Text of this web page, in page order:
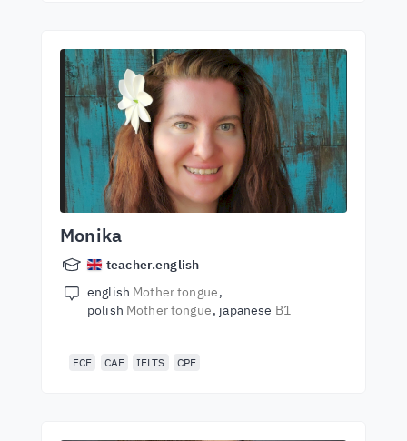
Monika
teacher.english
english Mother tongue
polish Mother tongue japanese B1
FCE CAE IELTS CPE